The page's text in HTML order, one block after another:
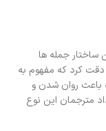
ساختار جمله ‌ها
دقت کرد که مفهوم به
باعث روان شدن و
مترجمان این نوع